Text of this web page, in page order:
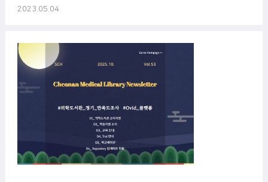
기 바랍니다. 천안병원 의학도서관 홈페이지 링
2023.05.04